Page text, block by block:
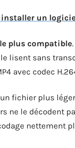
un
plus compatible
lisent sans
avec codec
un fichier plus
ne le décodent
nettement